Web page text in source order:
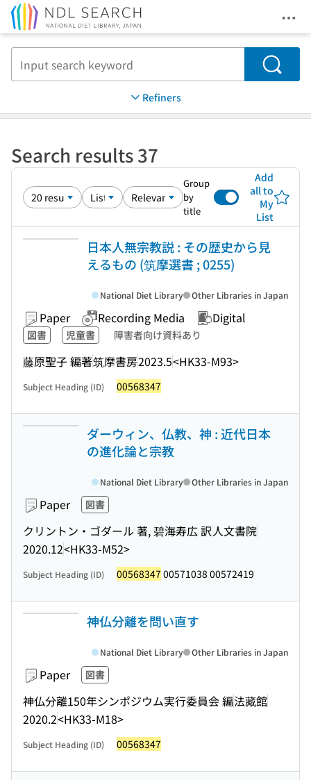
Search
Refiners
Search results 37
Group
by
title
Add
all to
My
List
日本人無宗教説 : その歴史から見
えるもの (筑摩選書 ; 0255)
Paper Recording Media Digital
図書 児童書 障害者向け資料あり
藤原聖子 編著筑摩書房2023.5<HK33-M93>
National Diet Library Other Libraries in Japan
Subject Heading (ID) 00568347
ダーウィン、仏教、神 : 近代日本
の進化論と宗教
Paper 図書
クリントン・ゴダール 著, 碧海寿広 訳人文書院
2020.12<HK33-M52>
National Diet Library Other Libraries in Japan
Subject Heading (ID) 00568347 00571038 00572419
神仏分離を問い直す
Paper 図書
神仏分離150年シンポジウム実行委員会 編法藏館
2020.2<HK33-M18>
National Diet Library Other Libraries in Japan
Subject Heading (ID) 00568347